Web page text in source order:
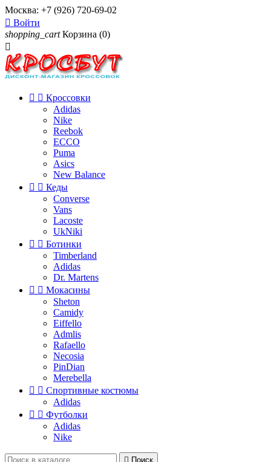
Москва: +7 (926) 720-69-02
 Войти
shopping_cart Корзина (0)

  Кроссовки
Adidas
Nike
Reebok
ECCO
Puma
Asics
New Balance
  Кеды
Converse
Vans
Lacoste
UkNiki
  Ботинки
Timberland
Adidas
Dr. Martens
  Мокасины
Sheton
Camidy
Eiffello
Admlis
Rafaello
Necosia
PinDian
Merebella
  Спортивные костюмы
Adidas
  Футболки
Adidas
Nike
 Поиск